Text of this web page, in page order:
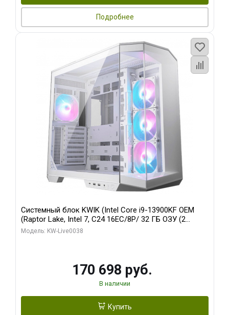
Подробнее
Системный блок KWIK (Intel Core i9-13900KF OEM
(Raptor Lake, Intel 7, C24 16EC/8P/ 32 ГБ ОЗУ (2
модуля)/ Gigabyte RX9070XT GAMING OC 16GB GDDR6
Модель: KW-Live0038
170 698 руб.
В наличии
Купить